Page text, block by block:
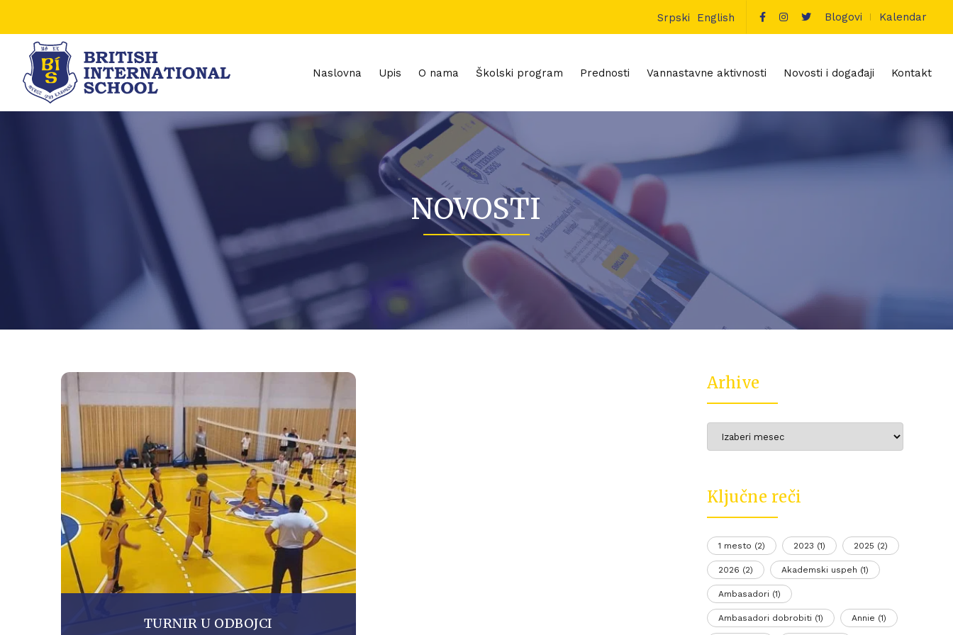
Srpski English Blogovi Kalendar
Naslovna Upis O nama Školski program Prednosti Vannastavne aktivnosti Novosti i događaji Kontakt
NOVOSTI
TURNIR U ODBOJCI
Arhive
Arhive
Ključne reči
1 mesto (2) 2023 (1) 2025 (2)
2026 (2) Akademski uspeh (1)
Ambasadori (1)
Ambasadori dobrobiti (1) Annie (1)